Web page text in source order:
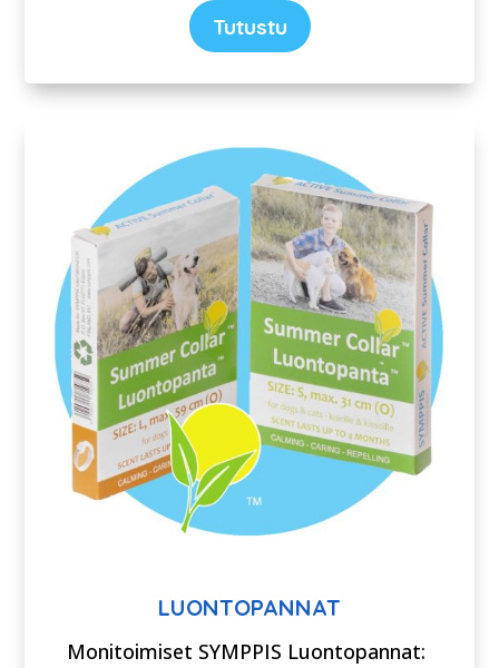
Tutustu
LUONTOPANNAT
Monitoimiset SYMPPIS Luontopannat: